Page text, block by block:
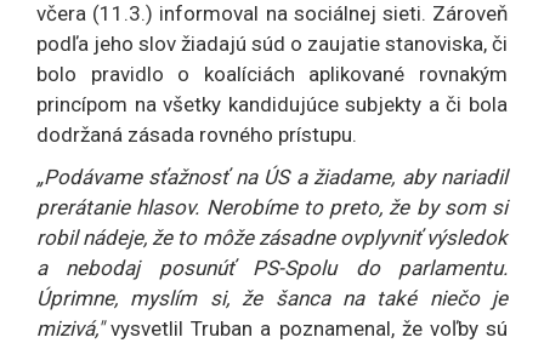
včera (11.3.) informoval na sociálnej sieti. Zároveň
podľa jeho slov žiadajú súd o zaujatie stanoviska, či
bolo pravidlo o koalíciách aplikované rovnakým
princípom na všetky kandidujúce subjekty a či bola
dodržaná zásada rovného prístupu.
„Podávame sťažnosť na ÚS a žiadame, aby nariadil
prerátanie hlasov. Nerobíme to preto, že by som si
robil nádeje, že to môže zásadne ovplyvniť výsledok
a nebodaj posunúť PS-Spolu do parlamentu.
Úprimne, myslím si, že šanca na také niečo je
mizivá,"vysvetlil Truban a poznamenal, že voľby sú